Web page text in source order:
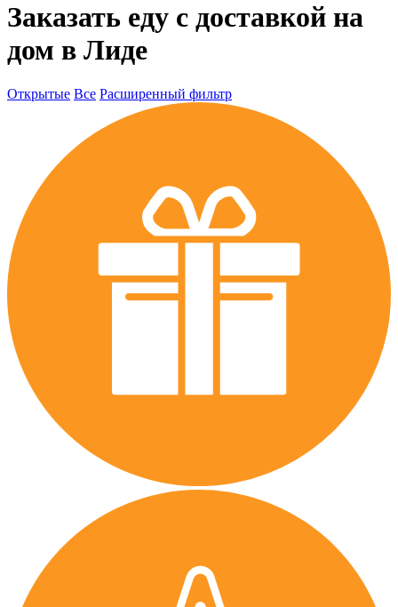
Заказать еду с доставкой на
дом в Лиде
Открытые Все Расширенный фильтр